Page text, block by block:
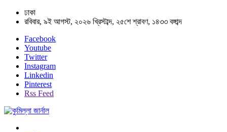
ঢাকা
রবিবার, ৯ই আগস্ট, ২০২৬ খ্রিস্টাব্দ, ২৫শে শ্রাবণ, ১৪৩৩ বঙ্গাব্দ
Facebook
Youtube
Twitter
Instagram
Linkedin
Pinterest
Rss Feed